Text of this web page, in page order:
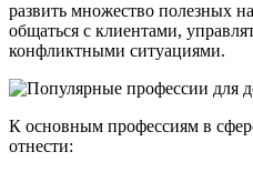
развить множество полезных
общаться с клиентами,
конфликтными ситуациями.
К основным профессиям в
отнести: